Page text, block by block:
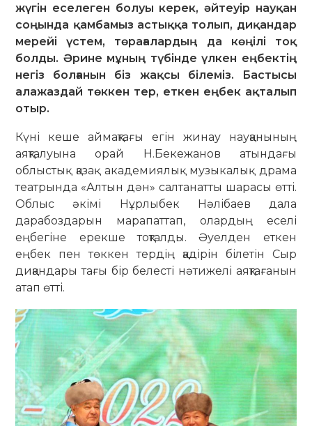
жүгін еселеген болуы керек, әйтеуір науқан
соңында қамбамыз астыққа толып, диқандар
мерейі үстем, төрағалардың да көңілі тоқ
болды. Әрине мұның түбінде үлкен еңбектің
негіз болғанын біз жақсы білеміз. Бастысы
алажаздай төккен тер, еткен еңбек ақталып
отыр.
Күні кеше аймақтағы егін жинау науқанының
аяқталуына орай Н.Беке­жанов атындағы
облыстық қазақ акаде­миялық музыкалық драма
театрында «Алтын дән» салтанатты шарасы өтті.
Облыс әкімі Нұрлыбек Нәлібаев дала
дарабоздарын марапаттап, олардың еселі
еңбегіне ерекше тоқталды. Әуелден еткен
еңбек пен төккен тердің қадірін білетін Сыр
диқандары тағы бір белесті нәтижелі аяқтағанын
атап өтті.